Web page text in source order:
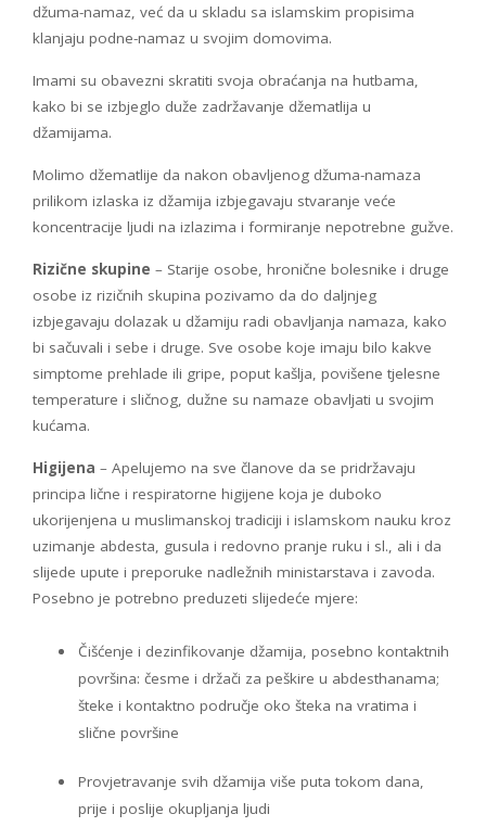
džuma-namaz, već da u skladu sa islamskim propisima
klanjaju podne-namaz u svojim domovima.
Imami su obavezni skratiti svoja obraćanja na hutbama,
kako bi se izbjeglo duže zadržavanje džematlija u
džamijama.
Molimo džematlije da nakon obavljenog džuma-namaza
prilikom izlaska iz džamija izbjegavaju stvaranje veće
koncentracije ljudi na izlazima i formiranje nepotrebne gužve.
Rizične skupine – Starije osobe, hronične bolesnike i druge
osobe iz rizičnih skupina pozivamo da do daljnjeg
izbjegavaju dolazak u džamiju radi obavljanja namaza, kako
bi sačuvali i sebe i druge. Sve osobe koje imaju bilo kakve
simptome prehlade ili gripe, poput kašlja, povišene tjelesne
temperature i sličnog, dužne su namaze obavljati u svojim
kućama.
Higijena – Apelujemo na sve članove da se pridržavaju
principa lične i respiratorne higijene koja je duboko
ukorijenjena u muslimanskoj tradiciji i islamskom nauku kroz
uzimanje abdesta, gusula i redovno pranje ruku i sl., ali i da
slijede upute i preporuke nadležnih ministarstava i zavoda.
Posebno je potrebno preduzeti slijedeće mjere:
Čišćenje i dezinfikovanje džamija, posebno kontaktnih
površina: česme i držači za peškire u abdesthanama;
šteke i kontaktno područje oko šteka na vratima i
slične površine
Provjetravanje svih džamija više puta tokom dana,
prije i poslije okupljanja ljudi